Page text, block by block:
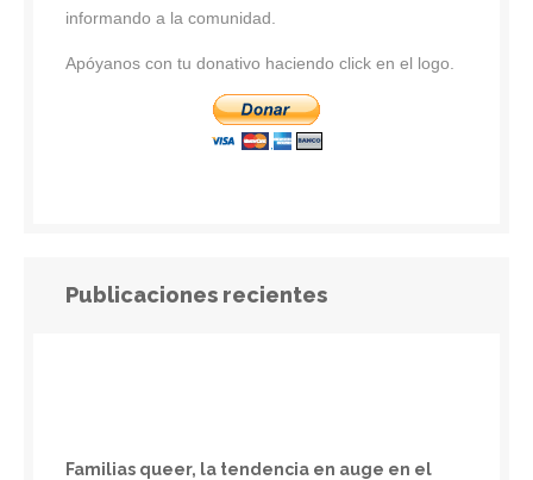
informando a la comunidad.
Apóyanos con tu donativo haciendo click en el logo.
Publicaciones recientes
Familias queer, la tendencia en auge en el